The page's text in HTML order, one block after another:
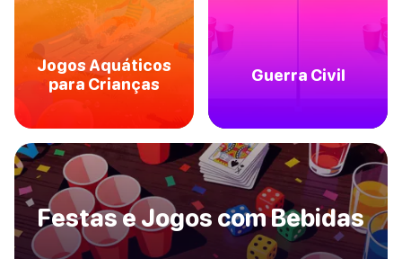
Jogos Aquáticos
para Crianças
Guerra Civil
Festas e Jogos com Bebidas